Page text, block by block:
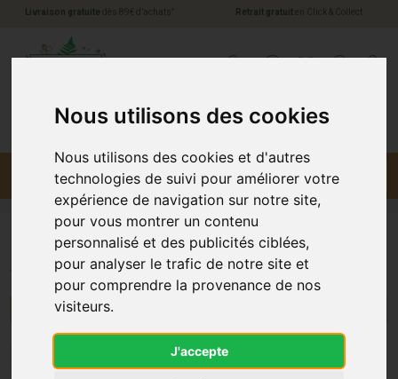
Nous utilisons des cookies
Nous utilisons des cookies et d'autres
technologies de suivi pour améliorer votre
expérience de navigation sur notre site,
pour vous montrer un contenu
personnalisé et des publicités ciblées,
pour analyser le trafic de notre site et
pour comprendre la provenance de nos
visiteurs.
J'accepte
Livraison gratuite dès 89€ d’achats * Retrait gratuiten Click & Collect
Menu Promotions
Autre
Menu/Filtres